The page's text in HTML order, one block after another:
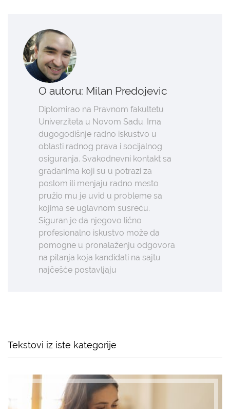
O autoru: Milan Predojevic
Diplomirao na Pravnom fakultetu
Univerziteta u Novom Sadu. Ima
dugogodišnje radno iskustvo u
oblasti radnog prava i socijalnog
osiguranja. Svakodnevni kontakt sa
građanima koji su u potrazi za
poslom ili menjaju radno mesto
pružio mu je uvid u probleme sa
kojima se uglavnom susreću.
Siguran je da njegovo lično
profesionalno iskustvo može da
pomogne u pronalaženju odgovora
na pitanja koja kandidati na sajtu
najčešće postavljaju
Tekstovi iz iste kategorije